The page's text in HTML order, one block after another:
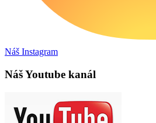
Náš Instagram
Náš Youtube kanál